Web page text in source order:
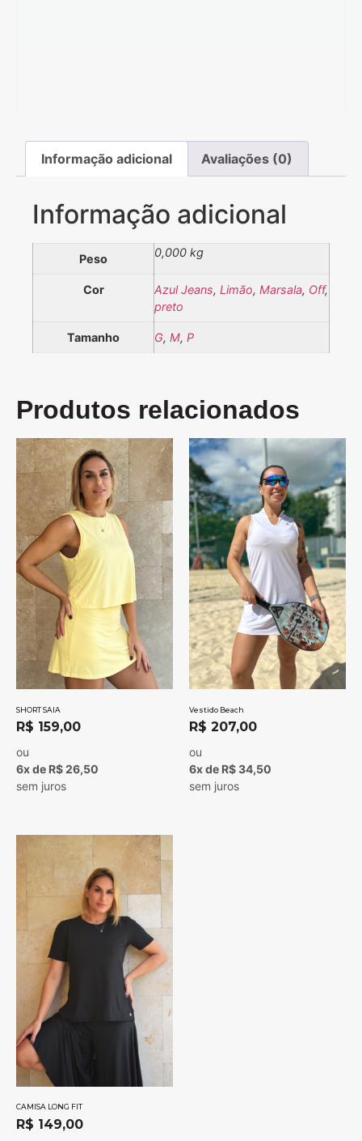
Informação adicional Avaliações (0)
Informação adicional
Peso 0,000 kg
Cor Azul Jeans, Limão, Marsala, Off,
preto
Tamanho G, M, P
Produtos relacionados
SHORT SAIA
R$ 159,00
ou
6x de R$ 26,50
sem juros
Vestido Beach
R$ 207,00
ou
6x de R$ 34,50
sem juros
CAMISA LONG FIT
R$ 149,00